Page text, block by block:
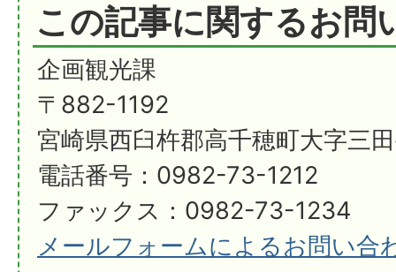
この記事に関するお問
企画観光課
〒882-1192
宮崎県西臼杵郡高千穂町大字三
電話番号：0982-73-1212
ファックス：0982-73-1234
メールフォームによるお問い合